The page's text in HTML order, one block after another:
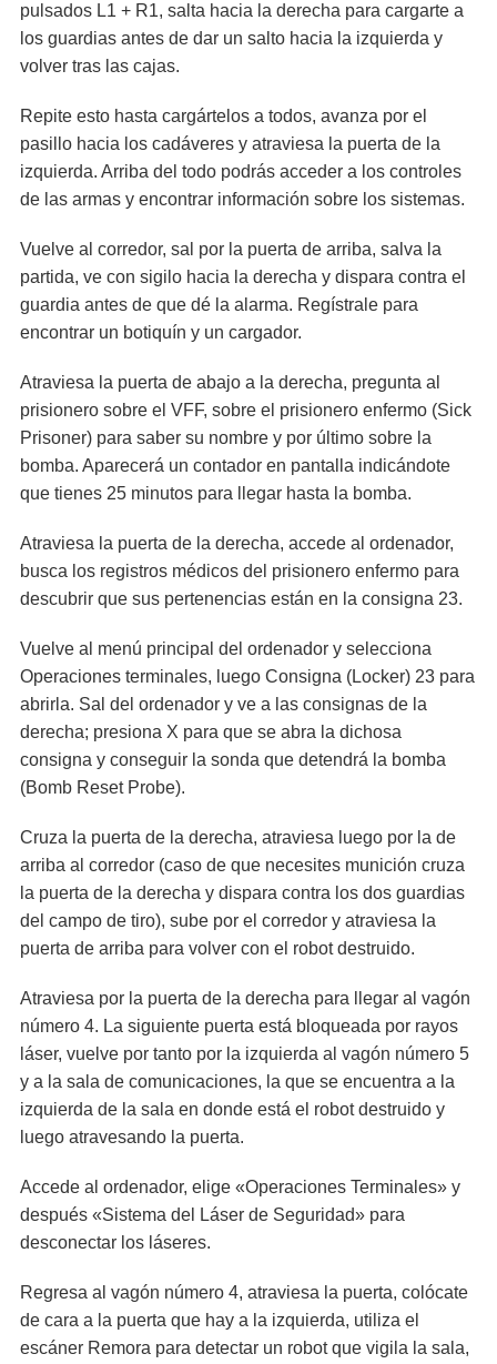
pulsados L1 + R1, salta hacia la derecha para cargarte a
los guardias antes de dar un salto hacia la izquierda y
volver tras las cajas.
Repite esto hasta cargártelos a todos, avanza por el
pasillo hacia los cadáveres y atraviesa la puerta de la
izquierda. Arriba del todo podrás acceder a los controles
de las armas y encontrar información sobre los sistemas.
Vuelve al corredor, sal por la puerta de arriba, salva la
partida, ve con sigilo hacia la derecha y dispara contra el
guardia antes de que dé la alarma. Regístrale para
encontrar un botiquín y un cargador.
Atraviesa la puerta de abajo a la derecha, pregunta al
prisionero sobre el VFF, sobre el prisionero enfermo (Sick
Prisoner) para saber su nombre y por último sobre la
bomba. Aparecerá un contador en pantalla indicándote
que tienes 25 minutos para llegar hasta la bomba.
Atraviesa la puerta de la derecha, accede al ordenador,
busca los registros médicos del prisionero enfermo para
descubrir que sus pertenencias están en la consigna 23.
Vuelve al menú principal del ordenador y selecciona
Operaciones terminales, luego Consigna (Locker) 23 para
abrirla. Sal del ordenador y ve a las consignas de la
derecha; presiona X para que se abra la dichosa
consigna y conseguir la sonda que detendrá la bomba
(Bomb Reset Probe).
Cruza la puerta de la derecha, atraviesa luego por la de
arriba al corredor (caso de que necesites munición cruza
la puerta de la derecha y dispara contra los dos guardias
del campo de tiro), sube por el corredor y atraviesa la
puerta de arriba para volver con el robot destruido.
Atraviesa por la puerta de la derecha para llegar al vagón
número 4. La siguiente puerta está bloqueada por rayos
láser, vuelve por tanto por la izquierda al vagón número 5
y a la sala de comunicaciones, la que se encuentra a la
izquierda de la sala en donde está el robot destruido y
luego atravesando la puerta.
Accede al ordenador, elige «Operaciones Terminales» y
después «Sistema del Láser de Seguridad» para
desconectar los láseres.
Regresa al vagón número 4, atraviesa la puerta, colócate
de cara a la puerta que hay a la izquierda, utiliza el
escáner Remora para detectar un robot que vigila la sala,